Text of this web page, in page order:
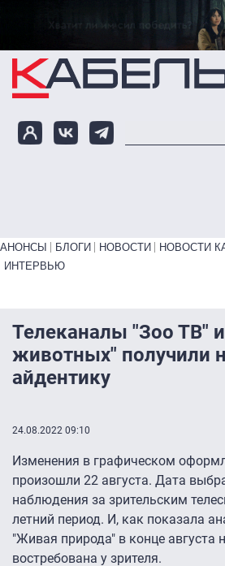
Перейти к основному содержанию
Primary links bottom
АНОНСЫ БЛОГИ НОВОСТИ НОВОСТИ
ИНТЕРВЬЮ
Телеканалы "Зоо ТВ"
животных" получили
айдентику
24.08.2022 09:10
Изменения в графическом
произошли 22 августа. Дата
наблюдения за зрительским
летний период. И, как показала
"Живая природа" в конце августа
востребована у зрителя.